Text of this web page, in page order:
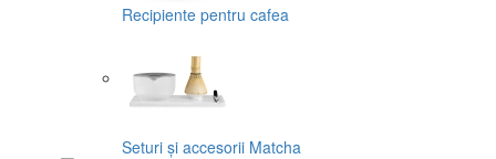
Recipiente pentru cafea
Seturi și accesorii Matcha